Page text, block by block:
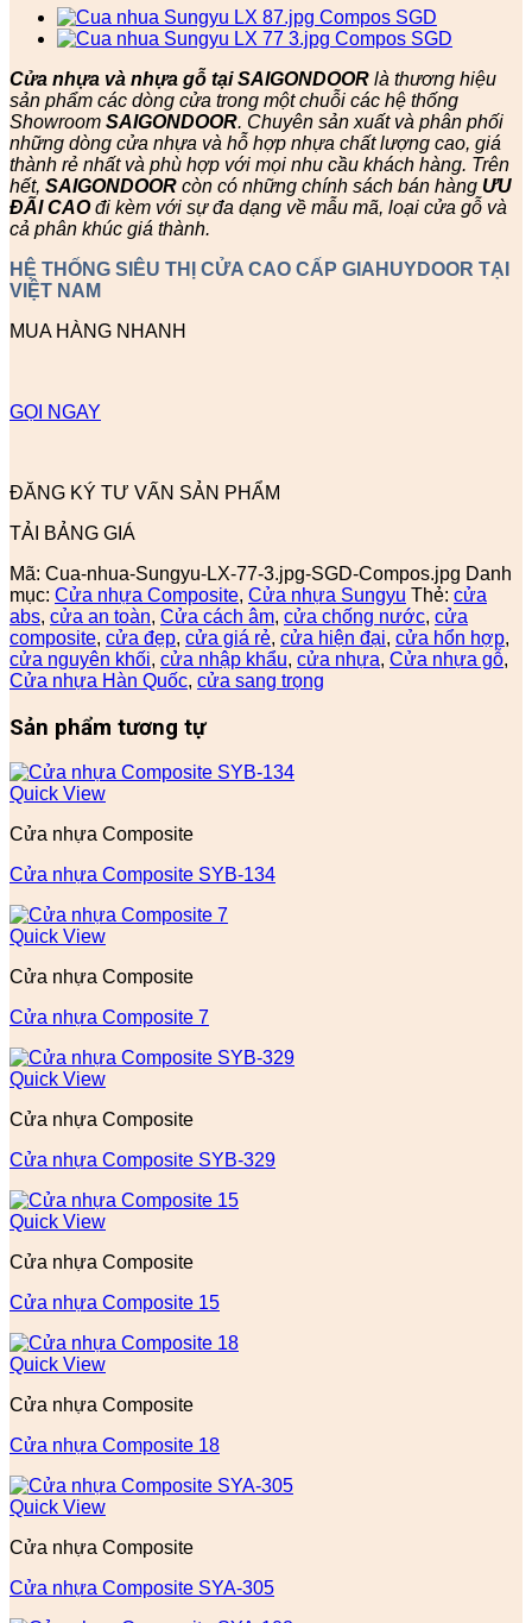
Cửa nhựa và nhựa gỗ tại SAIGONDOOR là thương hiệu
sản phẩm các dòng cửa trong một chuỗi các hệ thống
Showroom SAIGONDOOR. Chuyên sản xuất và phân phối
những dòng cửa nhựa và hỗ hợp nhựa chất lượng cao, giá
thành rẻ nhất và phù hợp với mọi nhu cầu khách hàng. Trên
hết, SAIGONDOOR còn có những chính sách bán hàng ƯU
ĐÃI CAOđi kèm với sự đa dạng về mẫu mã, loại cửa gỗ và
cả phân khúc giá thành.
HỆ THỐNG SIÊU THỊ CỬA CAO CẤP GIAHUYDOOR TẠI
VIỆT NAM
MUA HÀNG NHANH
GỌI NGAY
ĐĂNG KÝ TƯ VẤN SẢN PHẨM
TẢI BẢNG GIÁ
Mã: Cua-nhua-Sungyu-LX-77-3.jpg-SGD-Compos.jpg Danh
mục: Cửa nhựa Composite, Cửa nhựa Sungyu Thẻ: cửa
abs, cửa an toàn, Cửa cách âm, cửa chống nước, cửa
composite, cửa đẹp, cửa giá rẻ, cửa hiện đại, cửa hổn hợp,
cửa nguyên khối, cửa nhập khẩu, cửa nhựa, Cửa nhựa gỗ,
Cửa nhựa Hàn Quốc, cửa sang trọng
Sản phẩm tương tự
Quick View
Cửa nhựa Composite
Cửa nhựa Composite SYB-134
Quick View
Cửa nhựa Composite
Cửa nhựa Composite 7
Quick View
Cửa nhựa Composite
Cửa nhựa Composite SYB-329
Quick View
Cửa nhựa Composite
Cửa nhựa Composite 15
Quick View
Cửa nhựa Composite
Cửa nhựa Composite 18
Quick View
Cửa nhựa Composite
Cửa nhựa Composite SYA-305